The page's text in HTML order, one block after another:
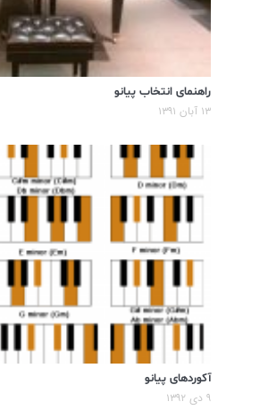
راهنمای انتخاب پیانو
۱۳ آبان ۱۳۹۱
آکوردهای پیانو
۹ دی ۱۳۹۲